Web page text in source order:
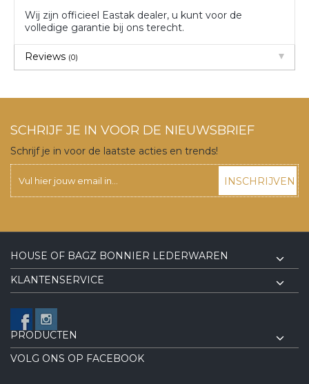
Wij zijn officieel Eastak dealer, u kunt voor de
volledige garantie bij ons terecht.
Reviews (0)
SCHRIJF JE IN VOOR DE NIEUWSBRIEF
Schrijf je in voor de laatste acties en trends!
INSCHRIJVEN
HOUSE OF BAGZ BONNIER LEDERWAREN
KLANTENSERVICE
PRODUCTEN
VOLG ONS OP FACEBOOK